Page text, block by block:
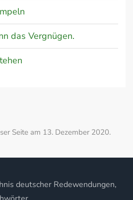
das Vergnügen.
Seite am 13. Dezember 2020.
deutscher Redewendungen,